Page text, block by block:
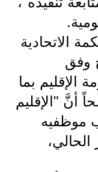
الاتحادية
وفق
الإقليم بما
أنَّ "الإقليم
موظفيه